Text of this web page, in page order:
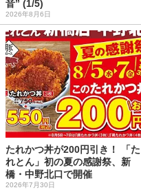
音” (1/5)
2026年8月6日
たれかつ丼が200円引き！ 「た
れとん」初の夏の感謝祭、新
橋・中野北口で開催
2026年7月30日